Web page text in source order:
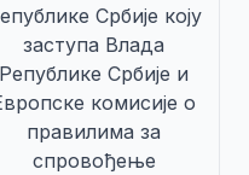
Србије коју
заступа Влада
Републике Србије и
комисије о
правилима за
спровођење